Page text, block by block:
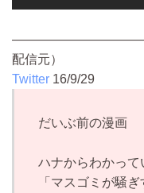
配信元）
Twitter 16/9/29
だいぶ前の漫画
ハナからわかって
「マスゴミが騒ぎ